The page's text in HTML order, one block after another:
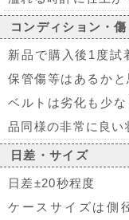
コンディション・
新品で購入後1度試
保管傷等はあるかと
ベルトは劣化も少
品同様の非常に良い
日差・サイズ
日差±20秒程度
ケースサイズは側